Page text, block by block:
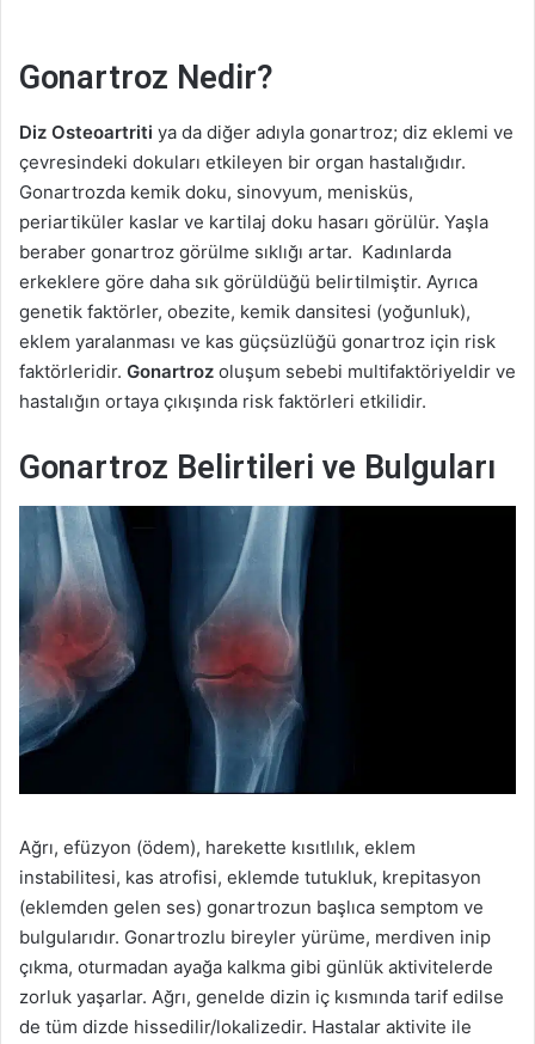
Gonartroz Nedir?
Diz Osteoartriti ya da diğer adıyla gonartroz; diz eklemi ve
çevresindeki dokuları etkileyen bir organ hastalığıdır.
Gonartrozda kemik doku, sinovyum, menisküs,
periartiküler kaslar ve kartilaj doku hasarı görülür. Yaşla
beraber gonartroz görülme sıklığı artar. Kadınlarda
erkeklere göre daha sık görüldüğü belirtilmiştir. Ayrıca
genetik faktörler, obezite, kemik dansitesi (yoğunluk),
eklem yaralanması ve kas güçsüzlüğü gonartroz için risk
faktörleridir. Gonartroz oluşum sebebi multifaktöriyeldir ve
hastalığın ortaya çıkışında risk faktörleri etkilidir.
Gonartroz Belirtileri ve Bulguları
Ağrı, efüzyon (ödem), harekette kısıtlılık, eklem
instabilitesi, kas atrofisi, eklemde tutukluk, krepitasyon
(eklemden gelen ses) gonartrozun başlıca semptom ve
bulgularıdır. Gonartrozlu bireyler yürüme, merdiven inip
çıkma, oturmadan ayağa kalkma gibi günlük aktivitelerde
zorluk yaşarlar. Ağrı, genelde dizin iç kısmında tarif edilse
de tüm dizde hissedilir/lokalizedir. Hastalar aktivite ile